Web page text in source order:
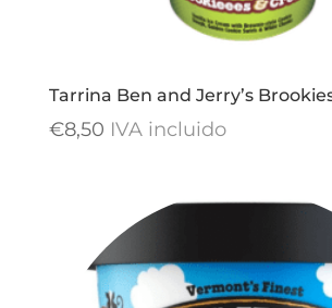
Tarrina Ben and Jerry’s
€8,50 IVA incluido